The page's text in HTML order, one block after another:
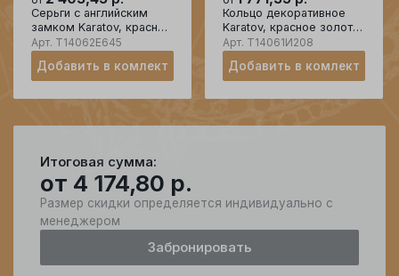
Серьги с английским
замком Karatov, красное
золото 585 проба
Арт. Т14062Е645
Добавить в комлект
Кольцо декоративное
Karatov, красное золото
585 проба
Арт. Т14061И208
Добавить в комлект
Итоговая сумма:
от 4 174,80 р.
Размер скидки определяется индивидуально с
менеджером
Забронировать